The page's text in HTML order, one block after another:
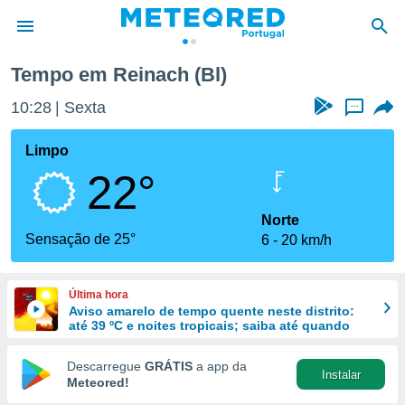
da
foi
fornecidas
a este
das
e
forma
digital
Tempo em Reinach (Bl)
10:28 Sexta ...
Limpo
22°
Sensação de 25°
Norte
6
20 km/h
Última hora
Aviso amarelo de tempo quente neste distrito:
até 39 ºC e noites tropicais; saiba até quando
Descarregue GRÁTIS a app da
Meteored!
Instalar